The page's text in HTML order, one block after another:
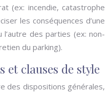
(ex: incendie, catastrophe
les conséquences d’une
l’autre des parties (ex: non-
du parking).
et clauses de style
des dispositions générales,